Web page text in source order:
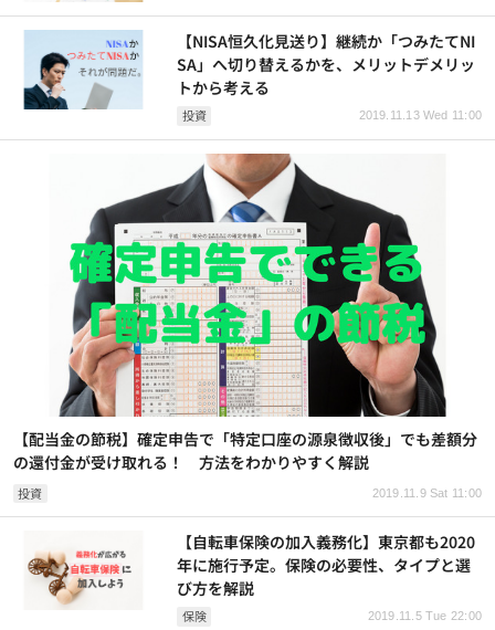
投資 2019.11.13 Wed 11:00
【NISA恒久化見送り】継続か「つみたてNI
SA」へ切り替えるかを、メリットデメリッ
トから考える
投資 2019.11.9 Sat 11:00
【配当金の節税】確定申告で「特定口座の源泉徴収後」でも差額分
の還付金が受け取れる！ 方法をわかりやすく解説
保険 2019.11.5 Tue 22:00
【自転車保険の加入義務化】東京都も2020
年に施行予定。保険の必要性、タイプと選
び方を解説